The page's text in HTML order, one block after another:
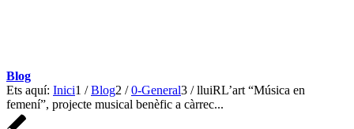
Blog
Ets aquí: Inici1 / Blog2 / 0-General3 / lluiRL’art “Música en
femení”, projecte musical benèfic a càrrec...